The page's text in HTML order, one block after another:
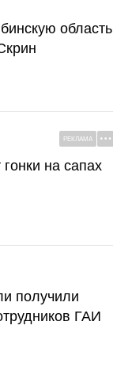
область
РЕКЛАМА
на сапах
получили
ГАИ